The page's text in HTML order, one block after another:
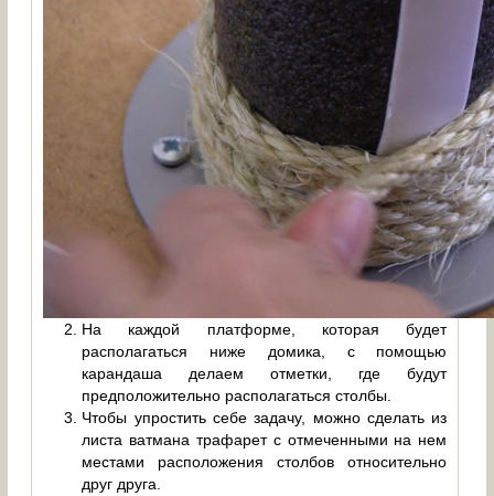
На каждой платформе, которая будет
располагаться ниже домика, с помощью
карандаша делаем отметки, где будут
предположительно располагаться столбы.
Чтобы упростить себе задачу, можно сделать из
листа ватмана трафарет с отмеченными на нем
местами расположения столбов относительно
друг друга.